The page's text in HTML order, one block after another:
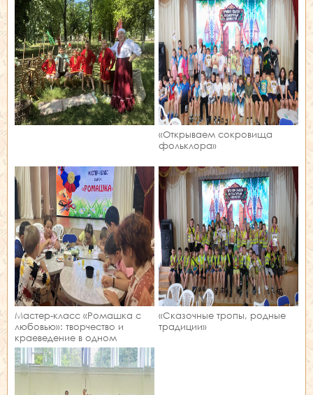
«Открываем сокровища
фольклора»
Мастер‑класс «Ромашка с
любовью»: творчество и
краеведение в одном
занятии!
«Сказочные тропы, родные
традиции»